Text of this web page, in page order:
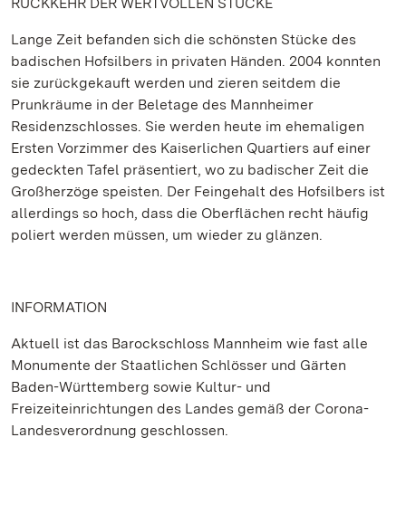
Lange Zeit befanden sich die schönsten Stücke des
badischen Hofsilbers in privaten Händen. 2004 konnten
sie zurückgekauft werden und zieren seitdem die
Prunkräume in der Beletage des Mannheimer
Residenzschlosses. Sie werden heute im ehemaligen
Ersten Vorzimmer des Kaiserlichen Quartiers auf einer
gedeckten Tafel präsentiert, wo zu badischer Zeit die
Großherzöge speisten. Der Feingehalt des Hofsilbers ist
allerdings so hoch, dass die Oberflächen recht häufig
poliert werden müssen, um wieder zu glänzen.
INFORMATION
Aktuell ist das Barockschloss Mannheim wie fast alle
Monumente der Staatlichen Schlösser und Gärten
Baden-Württemberg sowie Kultur- und
Freizeiteinrichtungen des Landes gemäß der Corona-
Landesverordnung geschlossen.